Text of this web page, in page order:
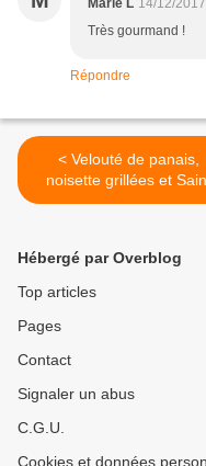
Marie L 14/12/
Très gourmand !
Répondre
< Velouté de panais,
noisette grillées et
Jacques
Hébergé par Overblog
Top articles
Pages
Contact
Signaler un abus
C.G.U.
Cookies et données